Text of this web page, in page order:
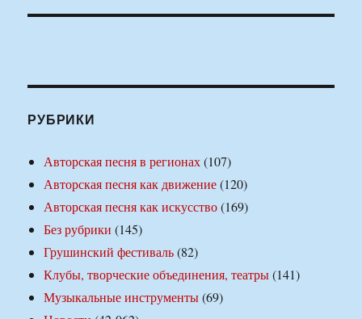
РУБРИКИ
Авторская песня в регионах(107)
Авторская песня как движение(120)
Авторская песня как искусство(169)
Без рубрики (145)
Грушинский фестиваль(82)
Клубы, творческие объединения, театры(141)
Музыкальные инструменты(69)